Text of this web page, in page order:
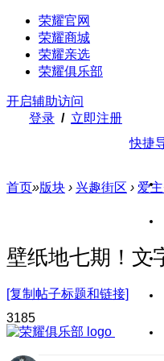
荣耀官网
荣耀商城
荣耀亲选
荣耀俱乐部
开启辅助访问
登录 / 立即注册
快捷
首页»版块 › 兴趣街区 › 爱
壁纸地七期！文
[复制帖子标题和链接]
3185